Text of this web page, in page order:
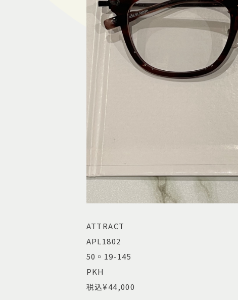
ATTRACT
APL1802
50▫︎19-145
PKH
税込¥44,000